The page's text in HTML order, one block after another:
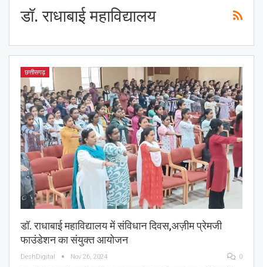
डॉ. राधाबाई महाविद्यालय
छत्तीसगढ़
डॉ. राधाबाई महाविद्यालय में संविधान दिवस,अज़ीम प्रेमजी
फाउंडेशन का संयुक्त आयोजन
DeshDigital Nov 26, 2024 0